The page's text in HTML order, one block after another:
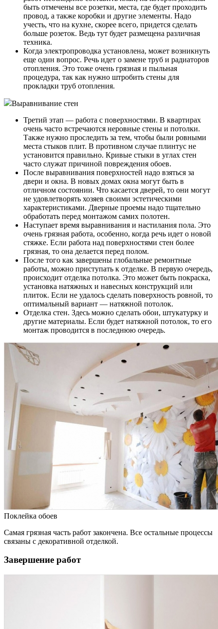
быть отмечены все розетки, места, где будет проходить
провод, а также коробки и другие элементы. Надо
учесть, что на кухне, скорее всего, придется сделать
больше розеток. Ведь тут будет размещена различная
техника.
Когда электропроводка установлена, может возникнуть
еще один вопрос. Речь идет о замене труб и радиаторов
отопления. Это тоже очень грязная и пыльная
процедура, так как нужно штробить стены для
прокладки труб отопления.
Выравнивание стен
Третий этап — работа с поверхностями. В квартирах
очень часто встречаются неровные стены и потолки.
Также нужно проследить за тем, чтобы были ровными
места стыков плит. В противном случае плинтус не
установится правильно. Кривые стыки в углах стен
часто служат причиной повреждения обоев.
После выравнивания поверхностей надо взяться за
двери и окна. В новых домах окна могут быть в
отличном состоянии. Что касается дверей, то они могут
не удовлетворять хозяев своими эстетическими
характеристиками. Дверные проемы надо тщательно
обработать перед монтажом самих полотен.
Наступает время выравнивания и настилания пола. Это
очень грязная работа, особенно, когда речь идет о новой
стяжке. Если работа над поверхностями стен более
грязная, то она делается перед полом.
После того как завершены глобальные ремонтные
работы, можно приступать к отделке. В первую очередь,
происходит отделка потолка. Это может быть покраска,
установка натяжных и навесных конструкций или
плиток. Если не удалось сделать поверхность ровной, то
оптимальный вариант — натяжной потолок.
Отделка стен. Здесь можно сделать обои, штукатурку и
другие материалы. Если будет натяжной потолок, то его
монтаж проводится в последнюю очередь.
Поклейка обоев
Самая грязная часть работ закончена. Все остальные процессы
связаны с декоративной отделкой.
Завершение работ